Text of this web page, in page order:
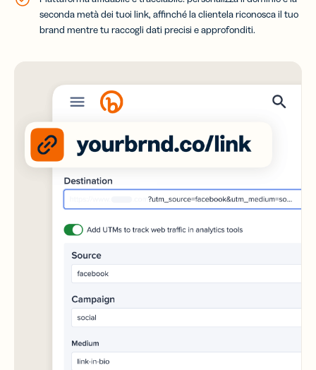
seconda metà dei tuoi link, affinché la clientela riconosca il tuo
brand mentre tu raccogli dati precisi e approfonditi.